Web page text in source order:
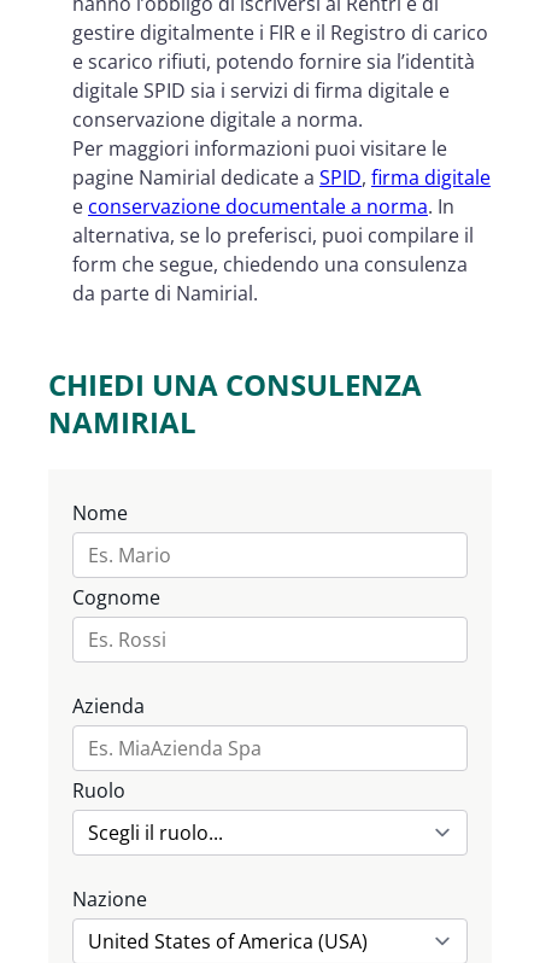
gestire digitalmente i FIR e il Registro di carico
e scarico rifiuti, potendo fornire sia l’identità
digitale SPID sia i servizi di firma digitale e
conservazione digitale a norma.
Per maggiori informazioni puoi visitare le
pagine Namirial dedicate a SPID, firma digitale
e conservazione documentale a norma. In
alternativa, se lo preferisci, puoi compilare il
form che segue, chiedendo una consulenza
da parte di Namirial.
CHIEDI UNA CONSULENZA
NAMIRIAL
Nome
Cognome
Azienda
Ruolo
Nazione